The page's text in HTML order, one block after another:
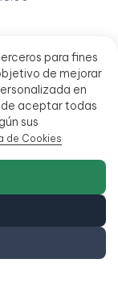
para fines
de mejorar
en
aceptar todas
sus
de Cookies